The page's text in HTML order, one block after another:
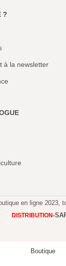
?
à la newsletter
en ligne 2023,
DISTRIBUTION-
Boutique